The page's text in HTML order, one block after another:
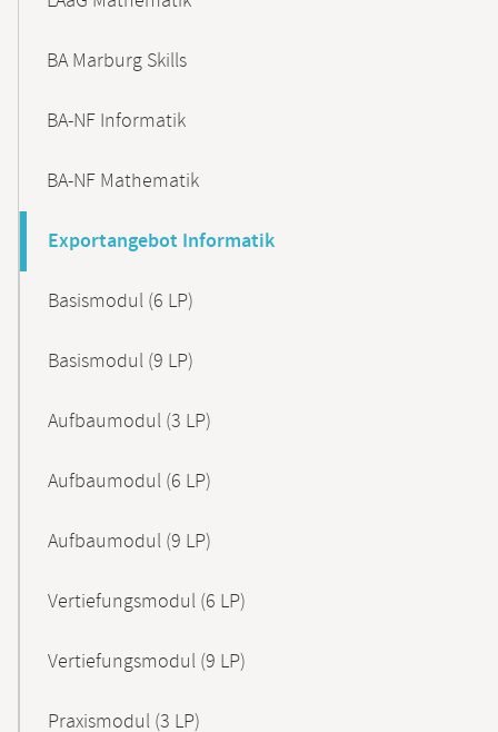
BA Marburg Skills
BA-NF Informatik
BA-NF Mathematik
Exportangebot Informatik
Basismodul (6 LP)
Basismodul (9 LP)
Aufbaumodul (3 LP)
Aufbaumodul (6 LP)
Aufbaumodul (9 LP)
Vertiefungsmodul (6 LP)
Vertiefungsmodul (9 LP)
Praxismodul (3 LP)